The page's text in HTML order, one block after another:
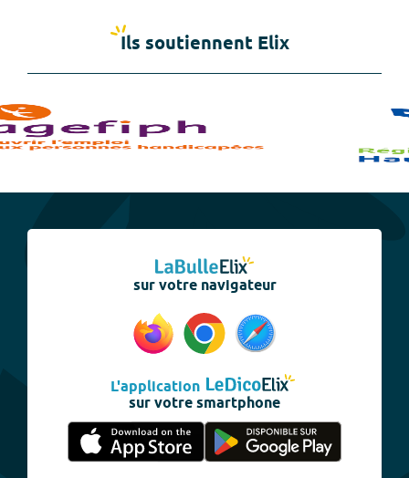
Ils soutiennent Elix
sur votre navigateur
L'application
sur votre smartphone